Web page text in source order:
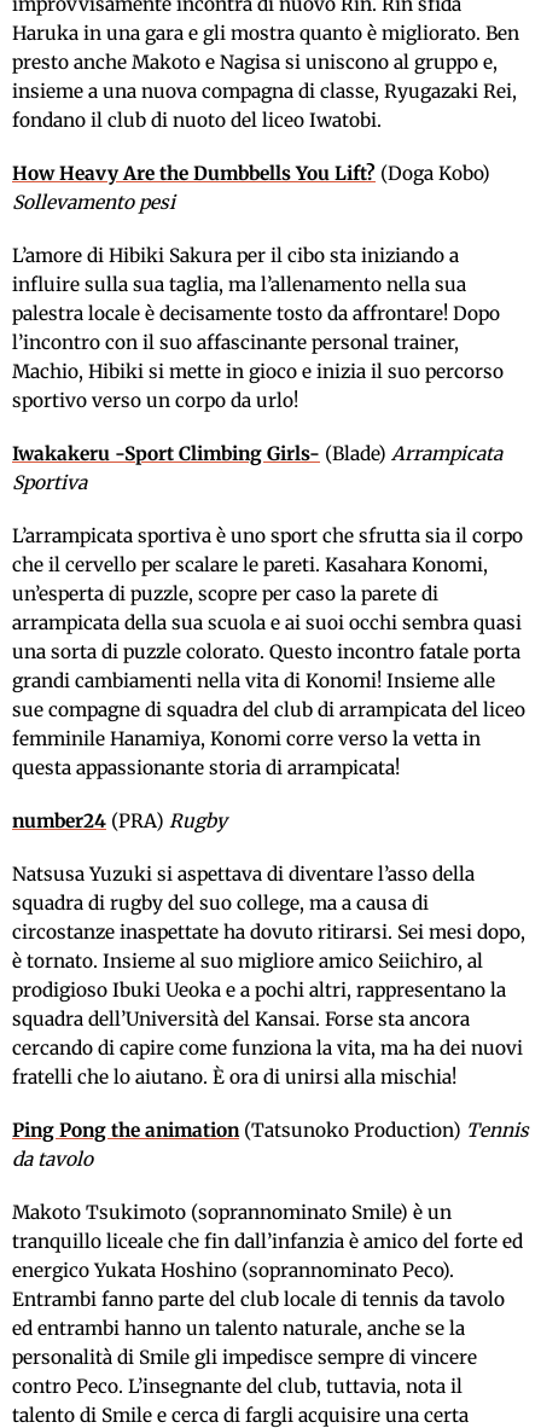
Haruka in una gara e gli mostra quanto è migliorato. Ben
presto anche Makoto e Nagisa si uniscono al gruppo e,
insieme a una nuova compagna di classe, Ryugazaki Rei,
fondano il club di nuoto del liceo Iwatobi.
How Heavy Are the Dumbbells You Lift? (Doga Kobo)
Sollevamento pesi
L’amore di Hibiki Sakura per il cibo sta iniziando a
influire sulla sua taglia, ma l’allenamento nella sua
palestra locale è decisamente tosto da affrontare! Dopo
l’incontro con il suo affascinante personal trainer,
Machio, Hibiki si mette in gioco e inizia il suo percorso
sportivo verso un corpo da urlo!
Iwakakeru -Sport Climbing Girls- (Blade) Arrampicata
Sportiva
L’arrampicata sportiva è uno sport che sfrutta sia il corpo
che il cervello per scalare le pareti. Kasahara Konomi,
un’esperta di puzzle, scopre per caso la parete di
arrampicata della sua scuola e ai suoi occhi sembra quasi
una sorta di puzzle colorato. Questo incontro fatale porta
grandi cambiamenti nella vita di Konomi! Insieme alle
sue compagne di squadra del club di arrampicata del liceo
femminile Hanamiya, Konomi corre verso la vetta in
questa appassionante storia di arrampicata!
number24 (PRA) Rugby
Natsusa Yuzuki si aspettava di diventare l’asso della
squadra di rugby del suo college, ma a causa di
circostanze inaspettate ha dovuto ritirarsi. Sei mesi dopo,
è tornato. Insieme al suo migliore amico Seiichiro, al
prodigioso Ibuki Ueoka e a pochi altri, rappresentano la
squadra dell’Università del Kansai. Forse sta ancora
cercando di capire come funziona la vita, ma ha dei nuovi
fratelli che lo aiutano. È ora di unirsi alla mischia!
Ping Pong the animation (Tatsunoko Production) Tennis
da tavolo
Makoto Tsukimoto (soprannominato Smile) è un
tranquillo liceale che fin dall’infanzia è amico del forte ed
energico Yukata Hoshino (soprannominato Peco).
Entrambi fanno parte del club locale di tennis da tavolo
ed entrambi hanno un talento naturale, anche se la
personalità di Smile gli impedisce sempre di vincere
contro Peco. L’insegnante del club, tuttavia, nota il
talento di Smile e cerca di fargli acquisire una certa